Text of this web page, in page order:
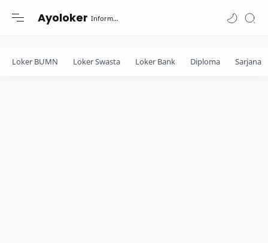
Ayoloker Informasi lowongan khusus Fresh Graduate lulusan Diploma-Sarjana....
Loker BUMN Loker Swasta Loker Bank Diploma Sarjana